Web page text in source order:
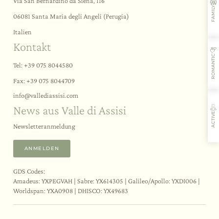
Gastfreundschaft
Aromen
Aktivitäten
Restaurant
Der Fitnessbereich
Events
Themen-Teambuilding
Hochzeiten und Events
Erlebnisse
Aktivitäten und Sport
Verkostungen und Kurse
Assisi und Umgebung
06081 Santa Maria degli Angeli (Perugia)
Italien
Kontakt
Tel:+39 075 8044580
Fax: +39 075 8044709
info@vallediassisi.com
News aus Valle di Assisi
Newsletteranmeldung
ANMELDEN
GDS Codes:
Amadeus: YXPEGVAH | Sabre: YX614305 | Galileo/Apollo: YXDI006 |
Worldspan: YXA0908 | DHISCO: YX49683
FAMILY
ROMANTIC
ACTIVE